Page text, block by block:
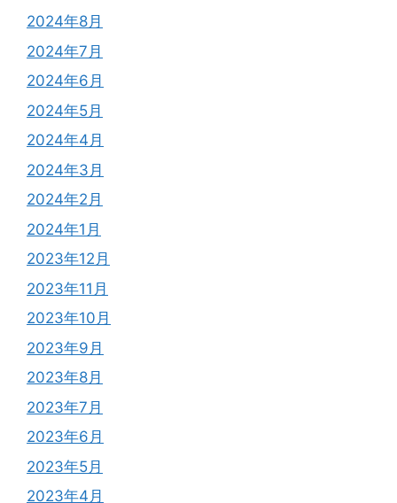
2024年8月
2024年7月
2024年6月
2024年5月
2024年4月
2024年3月
2024年2月
2024年1月
2023年12月
2023年11月
2023年10月
2023年9月
2023年8月
2023年7月
2023年6月
2023年5月
2023年4月